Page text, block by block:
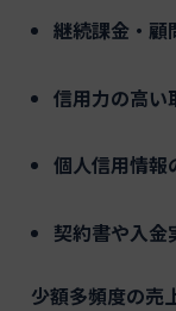
継続課金・顧
信用力の高い
個人信用情報
契約書や入金
少額多頻度の売